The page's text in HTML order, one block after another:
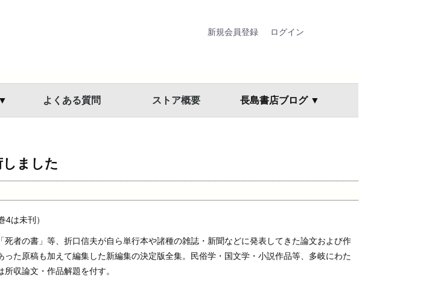
新規会員登録 ログイン
よくある質問 ストア概要 長島書店ブログ ▼
ました
は未刊）
死者の書」等、折口信夫が自ら単行本や諸種の雑誌・新聞などに発表してきた論文および作
た原稿も加えて編集した新編集の決定版全集。民俗学・国文学・小説作品等、多岐にわた
収論文・作品解題を付す。